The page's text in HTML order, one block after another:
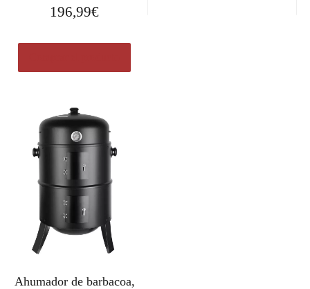
196,99€
Ahumador de barbacoa,